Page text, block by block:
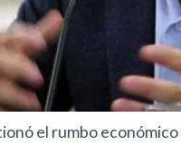
el rumbo